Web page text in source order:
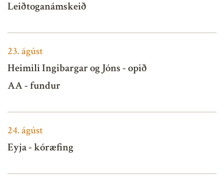
Leiðtoganámskeið
23.ágúst
Heimili Ingibargar og Jóns - opið
AA - fundur
24.ágúst
Eyja - kóræfing